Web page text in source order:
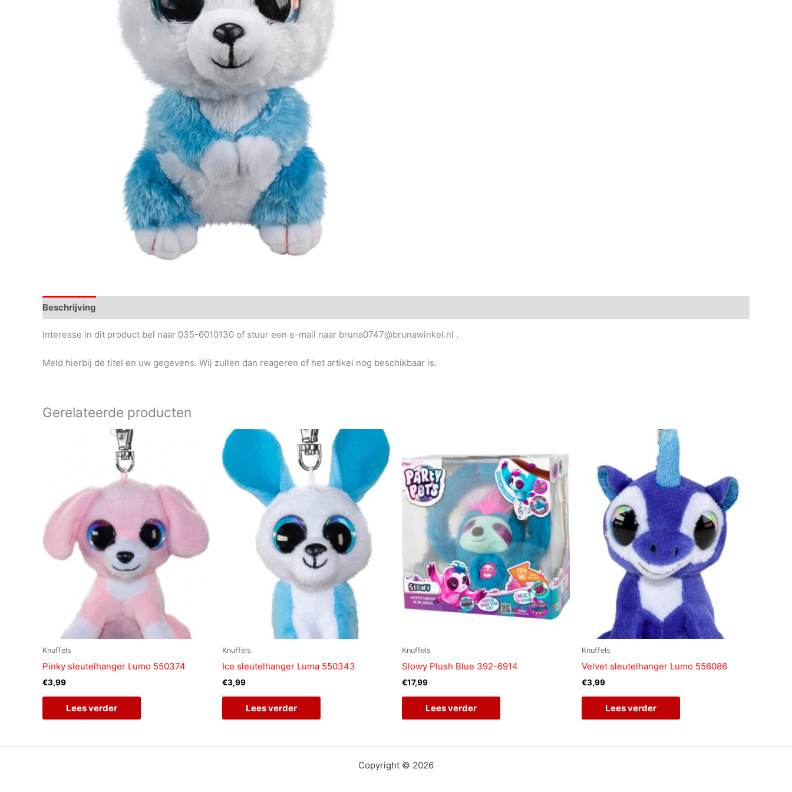
Beschrijving
Interesse in dit product bel naar 035-6010130 of stuur een e-mail naar bruna0747@brunawinkel.nl .
Meld hierbij de titel en uw gegevens. Wij zullen dan reageren of het artikel nog beschikbaar is.
Gerelateerde producten
Knuffels
Pinky sleutelhanger Lumo 550374
€3,99
Lees verder
Knuffels
Ice sleutelhanger Luma 550343
€3,99
Lees verder
Knuffels
Slowy Plush Blue 392-6914
€17,99
Lees verder
Knuffels
Velvet sleutelhanger Lumo 556086
€3,99
Lees verder
Copyright © 2026